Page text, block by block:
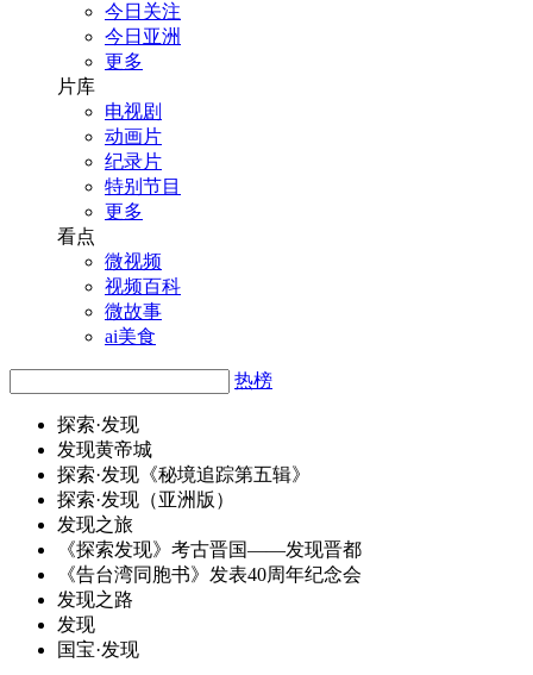
今日关注
今日亚洲
更多
片库
电视剧
动画片
纪录片
特别节目
更多
看点
微视频
视频百科
微故事
ai美食
热榜
探索·发现
发现黄帝城
探索·发现《秘境追踪第五辑》
探索·发现（亚洲版）
发现之旅
《探索发现》考古晋国——发现晋都
《告台湾同胞书》 发表40周年纪念会
发现之路
发现
国宝·发现